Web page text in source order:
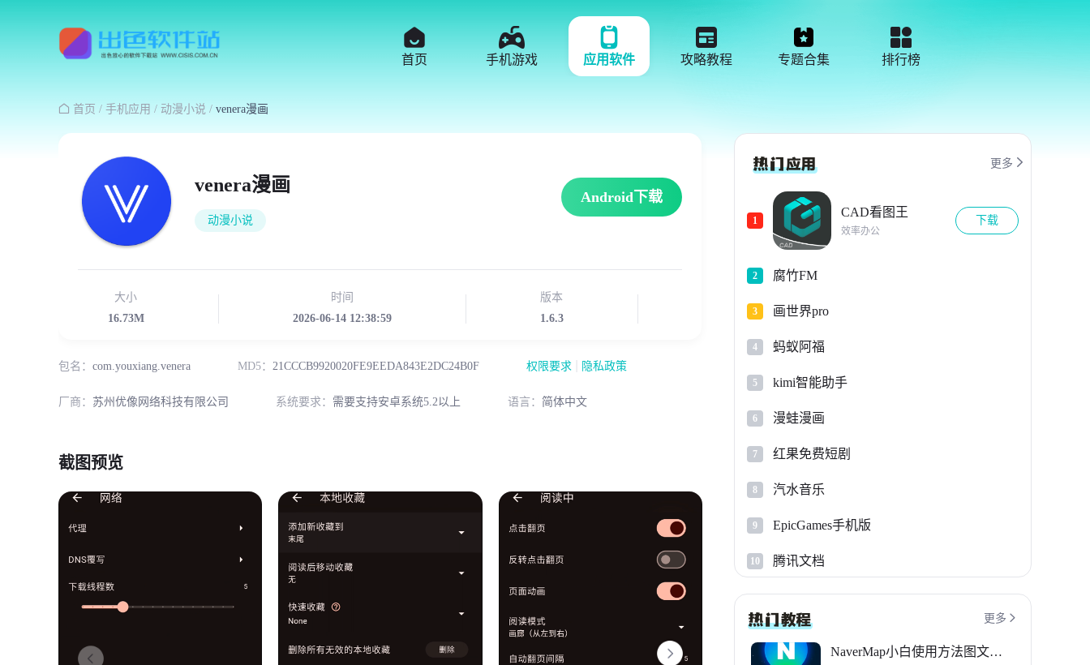
首页 手机游戏 应用软件 攻略教程 专题合集 排行榜
 首页 / 手机应用 / 动漫小说 / venera漫画
venera漫画
动漫小说
Android下载
大小
16.73M
时间
2026-06-14 12:38:59
版本
1.6.3
包名： com.youxiang.venera MD5： 21CCCB9920020FE9EEDA843E2DC24B0F 权限要求 隐私政策
厂商： 苏州优像网络科技有限公司 系统要求： 需要支持安卓系统5.2以上 语言： 简体中文
截图预览
更多 
1
CAD看图王
效率办公
下载
2 腐竹FM
3 画世界pro
4 蚂蚁阿福
5 kimi智能助手
6 漫蛙漫画
7 红果免费短剧
8 汽水音乐
9 EpicGames手机版
10 腾讯文档
更多 
NaverMap小白使用方法图文教程